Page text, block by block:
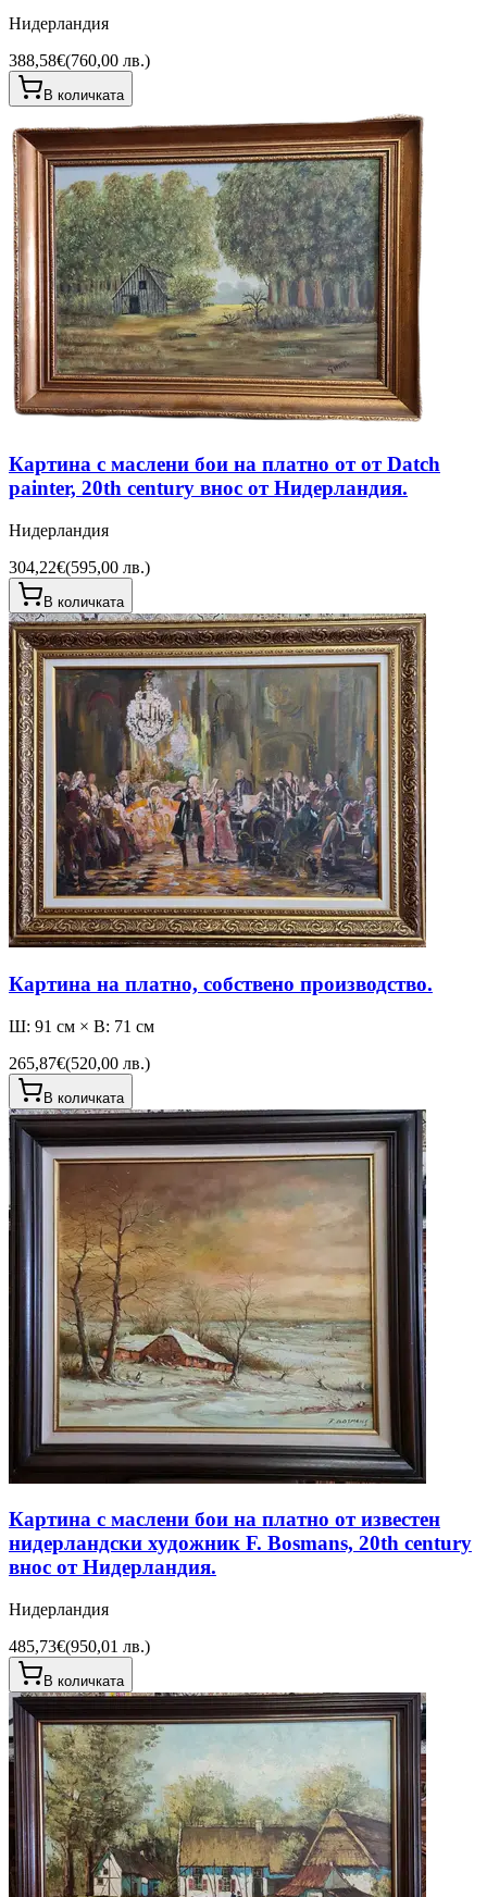
Нидерландия
388,58€(760,00 лв.)
В количката
Картина с маслени бои на платно от от Datch
painter, 20th century внос от Нидерландия.
Нидерландия
304,22€(595,00 лв.)
В количката
Картина на платно, собствено производство.
Ш: 91 см × В: 71 см
265,87€(520,00 лв.)
В количката
Картина с маслени бои на платно от известен
нидерландски художник F. Bosmans, 20th century
внос от Нидерландия.
Нидерландия
485,73€(950,01 лв.)
В количката